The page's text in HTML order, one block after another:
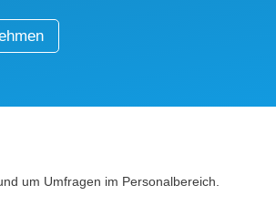
um Umfragen im Personalbereich.